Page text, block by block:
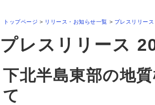
トップページ > リリース・お知らせ一覧 > プレスリリース
プレスリリース
下北半島東部の地
て